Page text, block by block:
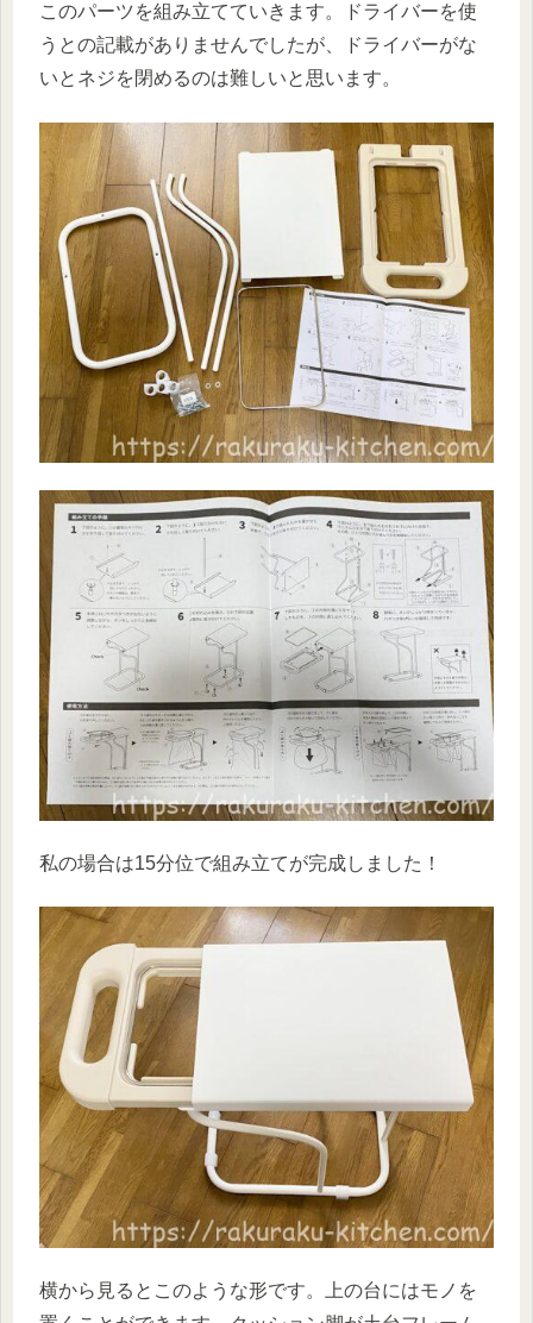
このパーツを組み立てていきます。ドライバーを使
うとの記載がありませんでしたが、ドライバーがな
いとネジを閉めるのは難しいと思います。
私の場合は15分位で組み立てが完成しました！
横から見るとこのような形です。上の台にはモノを